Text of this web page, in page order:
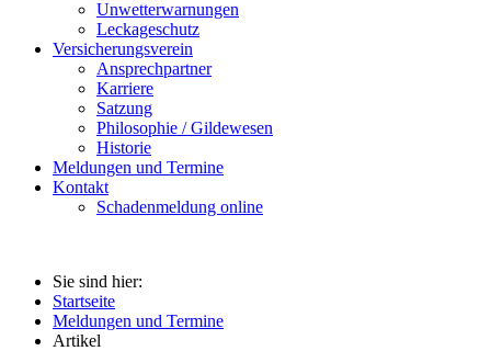
Unwetterwarnungen
Leckageschutz
Versicherungsverein
Ansprechpartner
Karriere
Satzung
Philosophie / Gildewesen
Historie
Meldungen und Termine
Kontakt
Schadenmeldung online
Sie sind hier:
Startseite
Meldungen und Termine
Artikel